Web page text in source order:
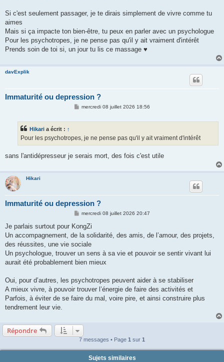
Si c'est seulement passager, je te dirais simplement de vivre comme tu
aimes
Mais si ça impacte ton bien-être, tu peux en parler avec un psychologue
Pour les psychotropes, je ne pense pas qu'il y ait vraiment d'intérêt
Prends soin de toi si, un jour tu lis ce massage ♥
davExplik
Immaturité ou depression ?
M
g
e
mercredi 08 juillet 2026 18:56
Hikari a écrit : ↑
Pour les psychotropes, je ne pense pas qu'il y ait vraiment d'intérêt
sans l'antidépresseur je serais mort, des fois c'est utile
Hikari
Immaturité ou depression ?
M
s
a
g
mercredi 08 juillet 2026 20:47
Je parlais surtout pour KongZi
Un accompagnement, de la solidarité, des amis, de l’amour, des projets,
des réussites, une vie sociale
Un psychologue, trouver un sens à sa vie et pouvoir se sentir vivant lui
aurait été probablement bien mieux
Oui, pour d’autres, les psychotropes peuvent aider à se stabiliser
A mieux vivre, à pouvoir trouver l’énergie de faire des activités et
Parfois, à éviter de se faire du mal, voire pire, et ainsi construire plus
tendrement leur vie.
Répondre
7 messages • Page 1 sur 1
Sujets similaires